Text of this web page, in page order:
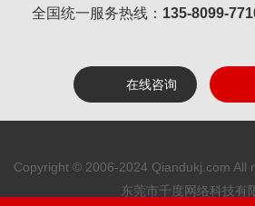
全国统一服务热线： 135-8099-
在线咨询
Copyright © 2006-2024 Qiandukj.com All
东莞市千度网络科技有